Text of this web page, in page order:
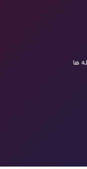
ها